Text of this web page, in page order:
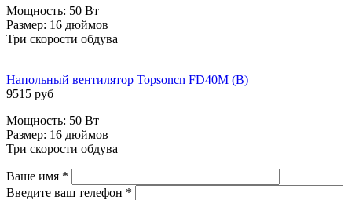
Мощность: 50 Вт
Размер: 16 дюймов
Три скорости обдува
Напольный вентилятор Topsoncn FD40M (B)
9515 руб
Мощность: 50 Вт
Размер: 16 дюймов
Три скорости обдува
Ваше имя *
Введите ваш телефон *